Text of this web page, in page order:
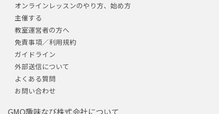
オンラインレッスンのやり方、始め方
主催する
教室運営者の方へ
免責事項／利用規約
ガイドライン
外部送信について
よくある質問
お問い合わせ